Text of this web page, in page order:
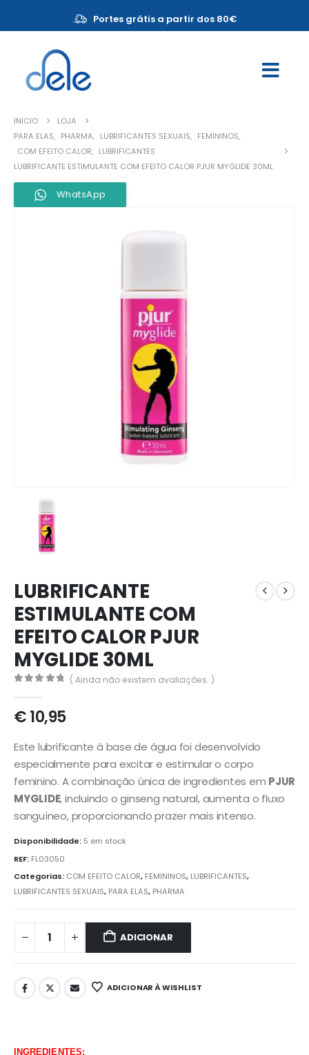
Portes grátis a partir dos 80€
INICIO
LOJA
PARA ELAS, PHARMA, LUBRIFICANTES SEXUAIS, FEMININOS,
COM EFEITO CALOR, LUBRIFICANTES
LUBRIFICANTE ESTIMULANTE COM EFEITO CALOR PJUR MYGLIDE 30ML
WhatsApp
LUBRIFICANTE
ESTIMULANTE COM
EFEITO CALOR PJUR
MYGLIDE 30ML
( Ainda não existem avaliações. )
€10,95
Este lubrificante à base de água foi desenvolvido
especialmente para excitar e estimular o corpo
feminino. A combinação única de ingredientes em PJUR
MYGLIDE, incluindo o ginseng natural, aumenta o fluxo
sanguíneo, proporcionando prazer mais intenso.
Disponibilidade: 5 em stock
REF: FL03050
Categorias: COM EFEITO CALOR, FEMININOS, LUBRIFICANTES,
LUBRIFICANTES SEXUAIS, PARA ELAS, PHARMA
ADICIONAR
ADICIONAR À WISHLIST
INGREDIENTES: